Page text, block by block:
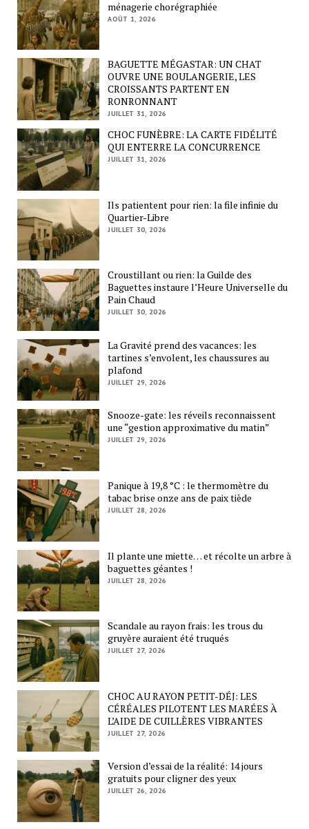
ménagerie chorégraphiée
AOÛT 1, 2026
BAGUETTE MÉGASTAR: UN CHAT
OUVRE UNE BOULANGERIE, LES
CROISSANTS PARTENT EN
RONRONNANT
JUILLET 31, 2026
CHOC FUNÈBRE: LA CARTE FIDÉLITÉ
QUI ENTERRE LA CONCURRENCE
JUILLET 31, 2026
Ils patientent pour rien: la file infinie du
Quartier-Libre
JUILLET 30, 2026
Croustillant ou rien: la Guilde des
Baguettes instaure l’Heure Universelle du
Pain Chaud
JUILLET 30, 2026
La Gravité prend des vacances: les
tartines s’envolent, les chaussures au
plafond
JUILLET 29, 2026
Snooze-gate: les réveils reconnaissent
une “gestion approximative du matin”
JUILLET 29, 2026
Panique à 19,8 °C : le thermomètre du
tabac brise onze ans de paix tiède
JUILLET 28, 2026
Il plante une miette… et récolte un arbre à
baguettes géantes !
JUILLET 28, 2026
Scandale au rayon frais: les trous du
gruyère auraient été truqués
JUILLET 27, 2026
CHOC AU RAYON PETIT-DÉJ: LES
CÉRÉALES PILOTENT LES MARÉES À
L’AIDE DE CUILLÈRES VIBRANTES
JUILLET 27, 2026
Version d’essai de la réalité: 14 jours
gratuits pour cligner des yeux
JUILLET 26, 2026